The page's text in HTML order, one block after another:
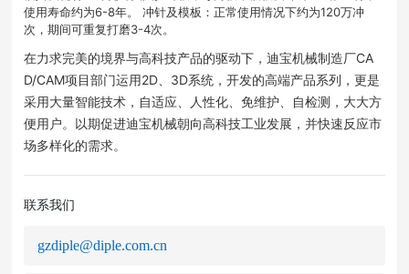
使用寿命约为6-8年。 冲针及模板：正常使用情况下约为120万冲
次，期间可重复打磨3-4次。
在力求完美的境界与高科技产品的驱动下，迪宝机械制造厂CA
D/CAM项目部门运用2D、3D系统，开发的高端产品系列，更是
采用大量智能技术，自适应、人性化、免维护、自检测，大大方
便用户。以期促进迪宝机械朝向高科技工业发展，并快速反应市
场多样化的需求。
联系我们
gzdiple@diple.com.cn